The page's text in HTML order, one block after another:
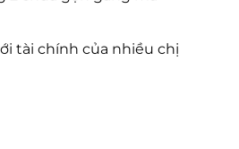
tài chính của nhiều chị